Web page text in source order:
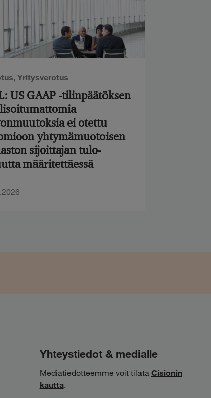
, Yritysverotus
US GAAP -tilinpäätöksen
ei otettu
yhtymämuotoisen
sijoittajan tulo-
määritettäessä
Yhteystiedot & medialle
Mediatiedotteemme voit tilata Cisionin
kautta.